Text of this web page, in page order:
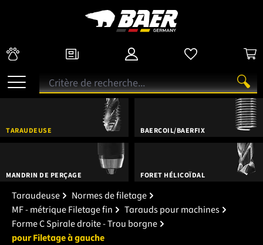
TARAUDEUSE BAERCOIL/BAERFIX
MANDRIN DE PERÇAGE FORET HÉLICOÏDAL
Taraudeuse
Normes de filetage
MF - métrique Filetage fin
Tarauds pour machines
Forme C Spirale droite - Trou borgne
pour Filetage à gauche